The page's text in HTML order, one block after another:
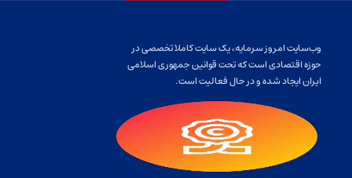
وب‌سایت امروز سرمایه، یک سایت کاملا تخصصی در
حوزه اقتصادی است که تحت قوانین جمهوری اسلامی
ایران ایجاد شده و در حال فعالیت است.